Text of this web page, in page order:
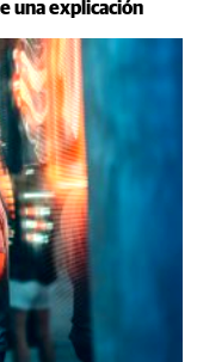
una explicación